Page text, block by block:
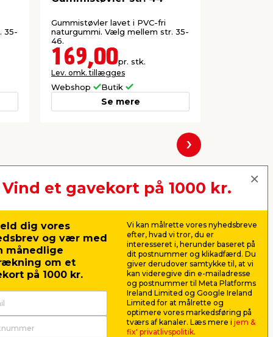
35-
Gummistøvler lavet i PVC-fri
naturgummi. Vælg mellem str. 35-
46.
169,00pr. stk.
Lev. omk. tillægges
Webshop Butik
Se mere
Næste
Gummistøvler str. 44
Vind et gavekort på 1000 kr.
dig vores
og vær med
månedlige
om et
på 1000 kr.
Vi kan målrette vores nyhedsbreve
efter, hvad vi tror, du er
interesseret i, herunder baseret på
dit postnummer og klikadfærd. Du
giver derudover samtykke til, at vi
kan videregive din e-mailadresse
og postnummer til Meta Platforms
Ireland Limited og Google Ireland
Limited for at målrette og
optimere vores markedsføring på
tværs af kanaler. Læs mere i jem &
fix' privatlivspolitik.